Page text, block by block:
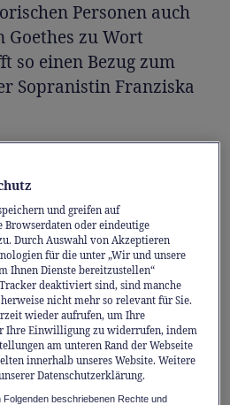
Personen auch
zu Wort
so einen Bezug zum
Sopranistin Franziska
über Goethe in der
Margrit Wyder.
Frauen vor, die im
Goethes Gotthardreisen
gibt Michael Schwyter
in der
und greifen auf
Browserdaten oder eindeutige
Durch Auswahl von Akzeptieren
für die unter „Wir und unsere
Ihnen Dienste bereitzustellen“
deaktiviert sind, sind manche
nicht mehr so relevant für Sie.
wieder aufrufen, um Ihre
Ihre Einwilligung zu widerrufen, indem
am unteren Rand der Webseite
innerhalb unseres Website. Weitere
Datenschutzerklärung.
Folgenden beschriebenen Rechte und